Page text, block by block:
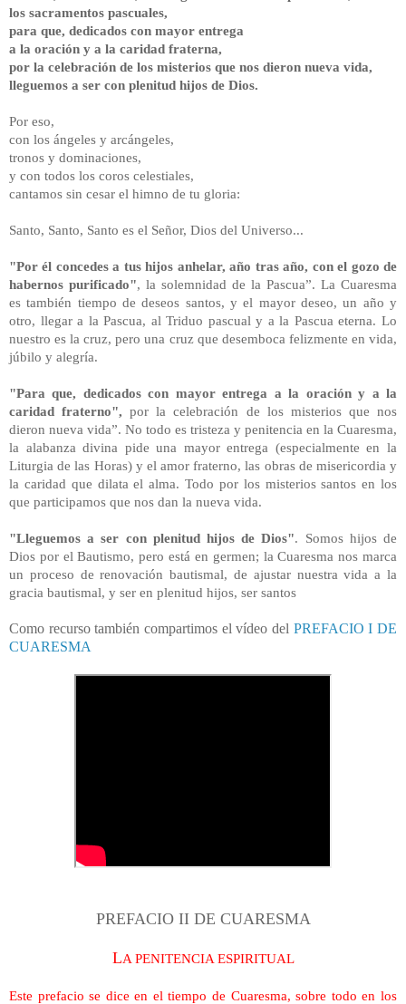
los sacramentos pascuales,
para que, dedicados con mayor entrega
a la oración y a la caridad fraterna,
por la celebración de los misterios que nos dieron nueva vida,
lleguemos a ser con plenitud hijos de Dios.
Por eso,
con los ángeles y arcángeles,
tronos y dominaciones,
y con todos los coros celestiales,
cantamos sin cesar el himno de tu gloria:
Santo, Santo, Santo es el Señor, Dios del Universo...
"Por él concedes a tus hijos anhelar, año tras año, con el gozo de
habernos purificado", la solemnidad de la Pascua”. La Cuaresma
es también tiempo de deseos santos, y el mayor deseo, un año y
otro, llegar a la Pascua, al Triduo pascual y a la Pascua eterna. Lo
nuestro es la cruz, pero una cruz que desemboca felizmente en vida,
júbilo y alegría.
"Para que, dedicados con mayor entrega a la oración y a la
caridad fraterno", por la celebración de los misterios que nos
dieron nueva vida”. No todo es tristeza y penitencia en la Cuaresma,
la alabanza divina pide una mayor entrega (especialmente en la
Liturgia de las Horas) y el amor fraterno, las obras de misericordia y
la caridad que dilata el alma. Todo por los misterios santos en los
que participamos que nos dan la nueva vida.
"Lleguemos a ser con plenitud hijos de Dios". Somos hijos de
Dios por el Bautismo, pero está en germen; la Cuaresma nos marca
un proceso de renovación bautismal, de ajustar nuestra vida a la
gracia bautismal, y ser en plenitud hijos, ser santos
Como recurso también compartimos el vídeo del PREFACIO I DE
CUARESMA
PREFACIO II DE CUARESMA
LA PENITENCIA ESPIRITUAL
Este prefacio se dice en el tiempo de Cuaresma, sobre todo en los